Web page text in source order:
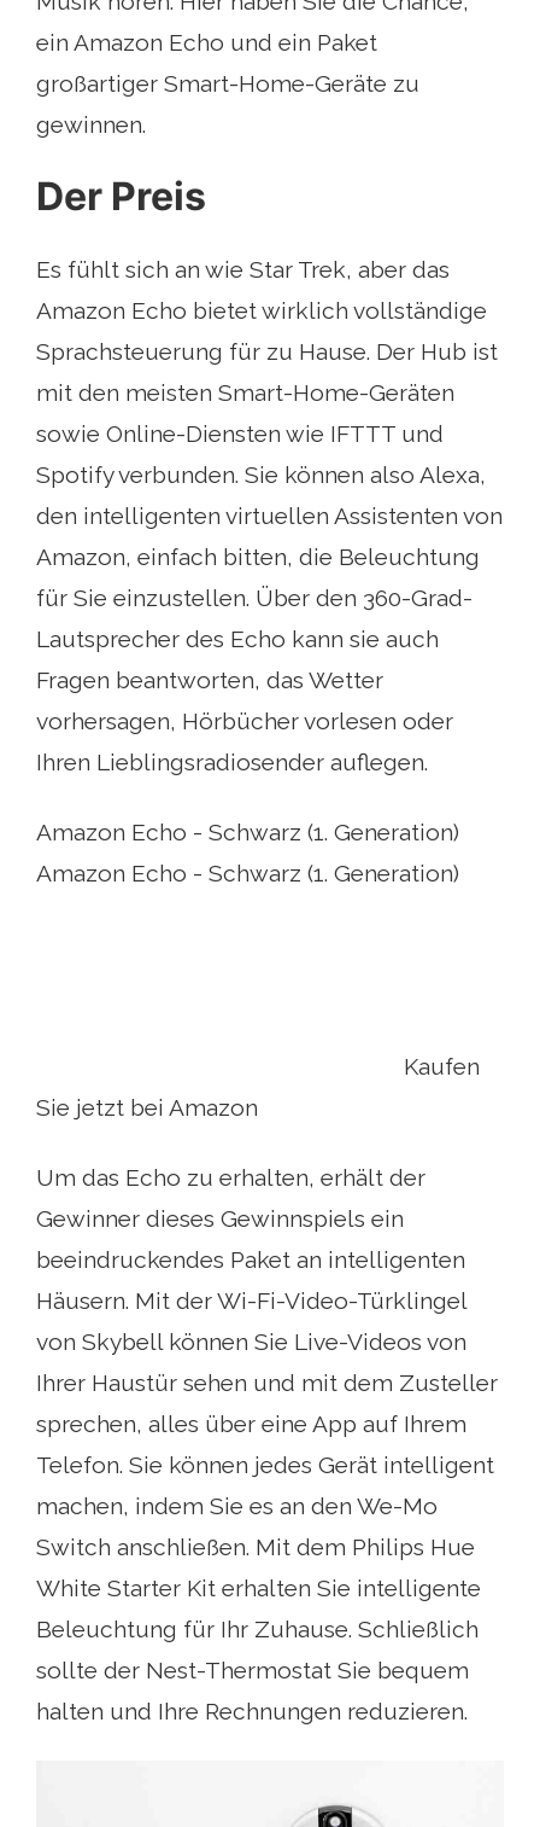
ein Amazon Echo und ein Paket
großartiger Smart-Home-Geräte zu
gewinnen.
Der Preis
Es fühlt sich an wie Star Trek, aber das
Amazon Echo bietet wirklich vollständige
Sprachsteuerung für zu Hause. Der Hub ist
mit den meisten Smart-Home-Geräten
sowie Online-Diensten wie IFTTT und
Spotify verbunden. Sie können also Alexa,
den intelligenten virtuellen Assistenten von
Amazon, einfach bitten, die Beleuchtung
für Sie einzustellen. Über den 360-Grad-
Lautsprecher des Echo kann sie auch
Fragen beantworten, das Wetter
vorhersagen, Hörbücher vorlesen oder
Ihren Lieblingsradiosender auflegen.
Amazon Echo - Schwarz (1. Generation)
Amazon Echo - Schwarz (1. Generation)
Kaufen
Sie jetzt bei Amazon
Um das Echo zu erhalten, erhält der
Gewinner dieses Gewinnspiels ein
beeindruckendes Paket an intelligenten
Häusern. Mit der Wi-Fi-Video-Türklingel
von Skybell können Sie Live-Videos von
Ihrer Haustür sehen und mit dem Zusteller
sprechen, alles über eine App auf Ihrem
Telefon. Sie können jedes Gerät intelligent
machen, indem Sie es an den We-Mo
Switch anschließen. Mit dem Philips Hue
White Starter Kit erhalten Sie intelligente
Beleuchtung für Ihr Zuhause. Schließlich
sollte der Nest-Thermostat Sie bequem
halten und Ihre Rechnungen reduzieren.